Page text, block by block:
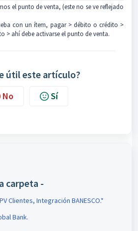
el punto de venta, (este no se ve reflejado
con un ítem, pagar > débito o crédito >
> ahí debe activarse el punto de venta.
útil este artículo?
No Sí
carpeta -
Clientes, Integración BANESCO.*
Bank.